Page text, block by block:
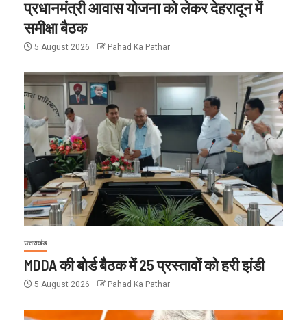
प्रधानमंत्री आवास योजना को लेकर देहरादून में
समीक्षा बैठक
5 August 2026 Pahad Ka Pathar
उत्तराखंड
MDDA की बोर्ड बैठक में 25 प्रस्तावों को हरी झंडी
5 August 2026 Pahad Ka Pathar